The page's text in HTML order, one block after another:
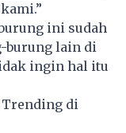
ini sudah
burung lain di
ingin hal itu
Trending di